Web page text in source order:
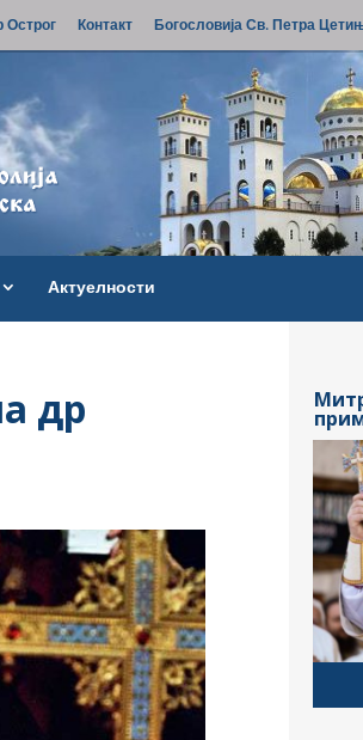
Острог Контакт Богословија Св. Петра
Актуелности
др